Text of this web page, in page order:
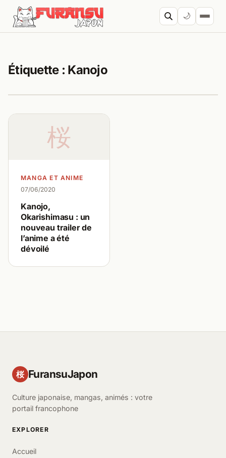
Aller au contenu
🌙
Étiquette : Kanojo
桜
MANGA ET ANIME
07/06/2020
Kanojo,
Okarishimasu : un
nouveau trailer de
l’anime a été
dévoilé
桜 FuransuJapon
Culture japonaise, mangas, animés : votre
portail francophone
EXPLORER
Accueil